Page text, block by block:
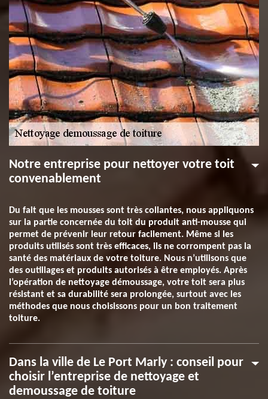
Notre entreprise pour nettoyer votre toit
convenablement
Du fait que les mousses sont très collantes, nous appliquons
sur la partie concernée du toit du produit anti-mousse qui
permet de prévenir leur retour facilement. Même si les
produits utilisés sont très efficaces, ils ne corrompent pas la
santé des matériaux de votre toiture. Nous n’utilisons que
des outillages et produits autorisés à être employés. Après
l’opération de nettoyage démoussage, votre toit sera plus
résistant et sa durabilité sera prolongée, surtout avec les
méthodes que nous choisissons pour un bon traitement
toiture.
Dans la ville de Le Port Marly : conseil pour
choisir l’entreprise de nettoyage et
demoussage de toiture